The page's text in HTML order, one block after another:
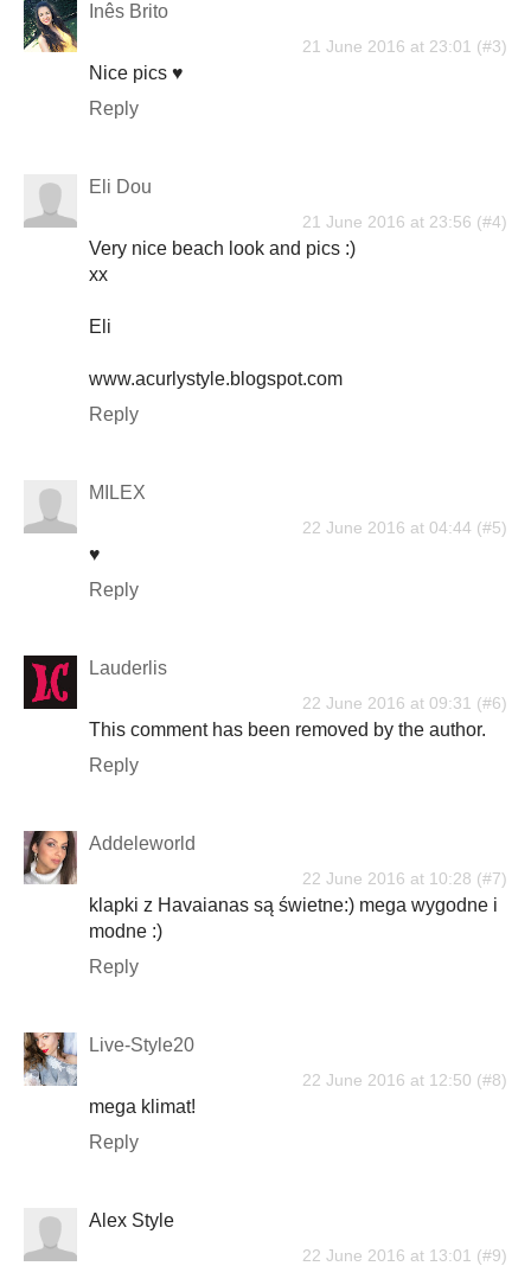
Inês Brito
21 June 2016 at 23:01
Nice pics ♥
Reply
Eli Dou
21 June 2016 at 23:56
Very nice beach look and pics :)
xx
Eli
www.acurlystyle.blogspot.com
Reply
MILEX
22 June 2016 at 04:44
♥
Reply
Lauderlis
22 June 2016 at 09:31
This comment has been removed by the author.
Reply
Addeleworld
22 June 2016 at 10:28
klapki z Havaianas są świetne:) mega wygodne i
modne :)
Reply
Live-Style20
22 June 2016 at 12:50
mega klimat!
Reply
Alex Style
22 June 2016 at 13:01